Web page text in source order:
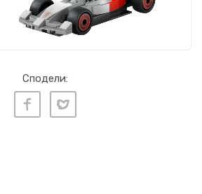
Сподели: